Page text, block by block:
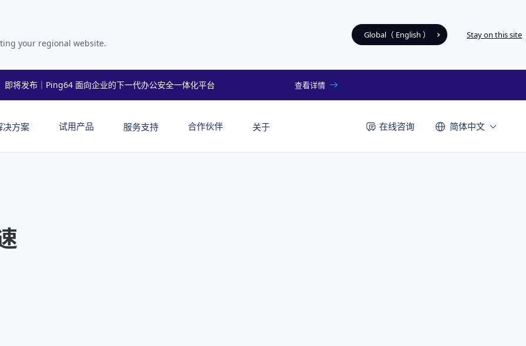
your regional website.
Global（ English ） Stay on this site
即将发布｜Ping64 面向企业的下一代办公安全一体化平台 查看详情
决方案 试用产品 服务支持 合作伙伴 关于 在线咨询 简体中文